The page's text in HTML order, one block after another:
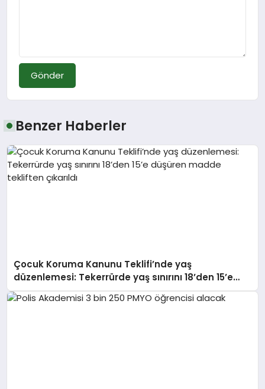
Gönder
Benzer Haberler
Çocuk Koruma Kanunu Teklifi’nde yaş
düzenlemesi: Tekerrürde yaş sınırını 18’den 15’e
düşüren madde tekliften çıkarıldı